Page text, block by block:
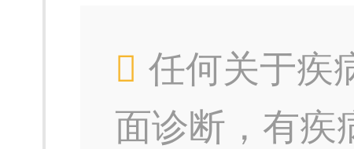
任何关于疾
面诊断，有疾